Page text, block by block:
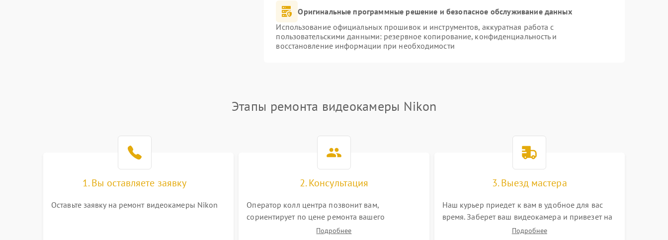
Оригинальные программные решение и безопасное обслуживание данных
Использование официальных прошивок и инструментов, аккуратная работа с
пользовательскими данными: резервное копирование, конфиденциальность и
восстановление информации при необходимости
Этапы ремонта видеокамеры Nikon
1. Вы оставляете заявку
Оставьте заявку на ремонт видеокамеры Nikon
2. Консультация
Оператор колл центра позвонит вам,
сориентирует по цене ремонта вашего
видеокамеры а также ответит на все ваши
Подробнее
3. Выезд мастера
Наш курьер приедет к вам в удобное для вас
время. Заберет ваш видеокамера и привезет на
склад для диагностики.Подробнее